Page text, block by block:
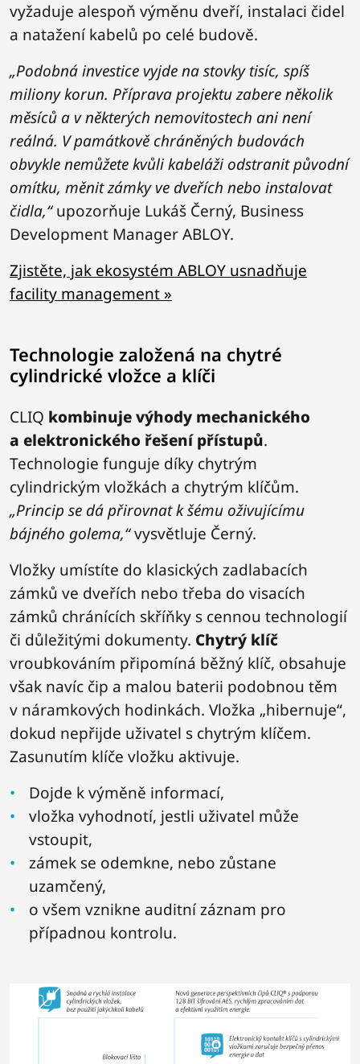
vyžaduje alespoň výměnu dveří, instalaci čidel
a natažení kabelů po celé budově.
„Podobná investice vyjde na stovky tisíc, spíš
miliony korun. Příprava projektu zabere několik
měsíců a v některých nemovitostech ani není
reálná. V památkově chráněných budovách
obvykle nemůžete kvůli kabeláži odstranit původní
omítku, měnit zámky ve dveřích nebo instalovat
čidla,“upozorňuje Lukáš Černý, Business
Development Manager ABLOY.
Zjistěte, jak ekosystém ABLOY usnadňuje
facility management »
Technologie založená na chytré
cylindrické vložce a klíči
CLIQ kombinuje výhody mechanického
a elektronického řešení přístupů.
Technologie funguje díky chytrým
cylindrickým vložkách a chytrým klíčům.
„Princip se dá přirovnat k šému oživujícímu
bájného golema,“vysvětluje Černý.
Vložky umístíte do klasických zadlabacích
zámků ve dveřích nebo třeba do visacích
zámků chránících skříňky s cennou technologií
či důležitými dokumenty. Chytrý klíč
vroubkováním připomíná běžný klíč, obsahuje
však navíc čip a malou baterii podobnou těm
v náramkových hodinkách. Vložka „hibernuje“,
dokud nepřijde uživatel s chytrým klíčem.
Zasunutím klíče vložku aktivuje.
Dojde k výměně informací,
vložka vyhodnotí, jestli uživatel může
vstoupit,
zámek se odemkne, nebo zůstane
uzamčený,
o všem vznikne auditní záznam pro
případnou kontrolu.